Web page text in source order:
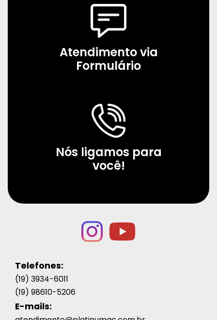
Atendimento via
Formulário
Nós ligamos para
você!
Telefones:
(19) 3934-6011
(19) 98610-5206
E-mails: